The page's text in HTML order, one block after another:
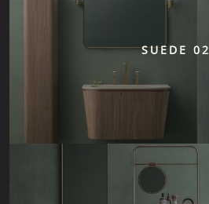
SUEDE 02